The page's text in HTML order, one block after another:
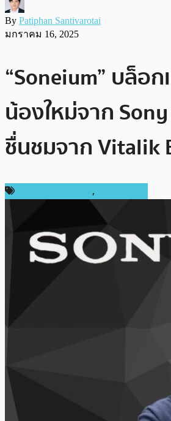
By Patiphan Santivarotai
มกราคม 16, 2025
“Soneium” บล็อก
น้องใหม่จาก
ชื่นชมจาก Vitalik
,